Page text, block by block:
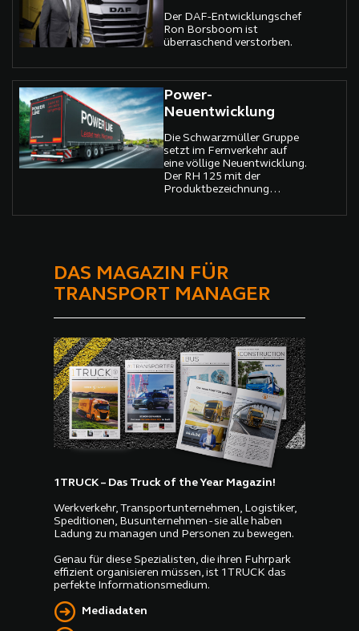
Der DAF-Entwicklungschef
Ron Borsboom ist
überraschend verstorben.
Power-
Neuentwicklung
Die Schwarzmüller Gruppe
setzt im Fernverkehr auf
eine völlige Neuentwicklung.
Der RH 125 mit der
Produktbezeichnung
sofort in den Verkauf
DAS MAGAZIN FÜR
TRANSPORT MANAGER
1TRUCK – Das Truck of the Year Magazin!
Werkverkehr, Transportunternehmen, Logistiker,
Speditionen, Busunternehmen - sie alle haben
Ladung zu managen und Personen zu bewegen.
Genau für diese Spezialisten, die ihren Fuhrpark
effizient organisieren müssen, ist 1TRUCK das
perfekte Informationsmedium.
Mediadaten